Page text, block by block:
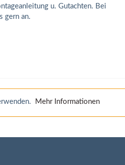
u. Gutachten. Bei
gern an.
Mehr Informationen